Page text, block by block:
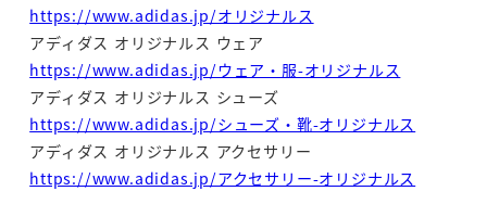
https://www.adidas.jp/オリジナルス
アディダス オリジナルス ウェア
https://www.adidas.jp/ウェア・服-オリジナルス
アディダス オリジナルス シューズ
https://www.adidas.jp/シューズ・靴-オリジナルス
アディダス オリジナルス アクセサリー
https://www.adidas.jp/アクセサリー-オリジナルス